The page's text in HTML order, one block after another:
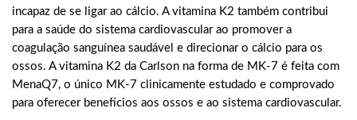
incapaz de se ligar ao cálcio. A vitamina K2 também contribui
para a saúde do sistema cardiovascular ao promover a
coagulação sanguínea saudável e direcionar o cálcio para os
ossos. A vitamina K2 da Carlson na forma de MK-7 é feita com
MenaQ7, o único MK-7 clinicamente estudado e comprovado
para oferecer benefícios aos ossos e ao sistema cardiovascular.